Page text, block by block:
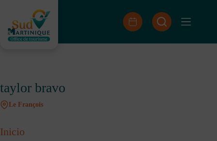
contenido
taylor bravo
Le François
Inicio